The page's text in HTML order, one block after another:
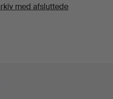
med afsluttede